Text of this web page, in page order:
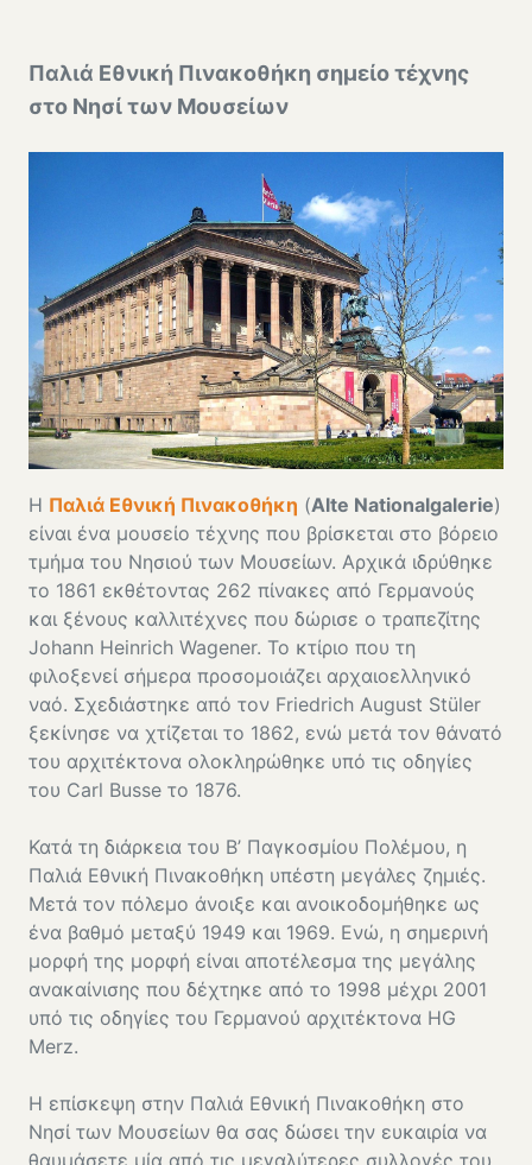
Παλιά Εθνική Πινακοθήκη σημείο τέχνης
στο Νησί των Μουσείων
Η Παλιά Εθνική Πινακοθήκη (Alte Nationalgalerie)
είναι ένα μουσείο τέχνης που βρίσκεται στο βόρειο
τμήμα του Νησιού των Μουσείων. Αρχικά ιδρύθηκε
το 1861 εκθέτοντας 262 πίνακες από Γερμανούς
και ξένους καλλιτέχνες που δώρισε ο τραπεζίτης
Johann Heinrich Wagener. Το κτίριο που τη
φιλοξενεί σήμερα προσομοιάζει αρχαιοελληνικό
ναό. Σχεδιάστηκε από τον Friedrich August Stüler
ξεκίνησε να χτίζεται το 1862, ενώ μετά τον θάνατό
του αρχιτέκτονα ολοκληρώθηκε υπό τις οδηγίες
του Carl Busse το 1876.
Κατά τη διάρκεια του Β’ Παγκοσμίου Πολέμου, η
Παλιά Εθνική Πινακοθήκη υπέστη μεγάλες ζημιές.
Μετά τον πόλεμο άνοιξε και ανοικοδομήθηκε ως
ένα βαθμό μεταξύ 1949 και 1969. Ενώ, η σημερινή
μορφή της μορφή είναι αποτέλεσμα της μεγάλης
ανακαίνισης που δέχτηκε από το 1998 μέχρι 2001
υπό τις οδηγίες του Γερμανού αρχιτέκτονα HG
Merz.
Η επίσκεψη στην Παλιά Εθνική Πινακοθήκη στο
Νησί των Μουσείων θα σας δώσει την ευκαιρία να
θαυμάσετε μία από τις μεγαλύτερες συλλογές του